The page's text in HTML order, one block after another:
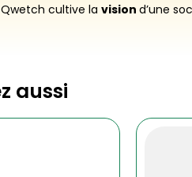
cultive la vision d’une
aussi